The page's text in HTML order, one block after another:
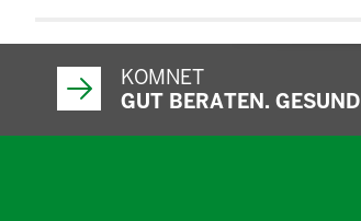
KOMNET
GUT BERATEN.